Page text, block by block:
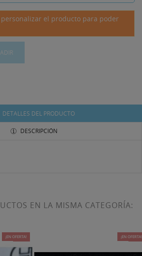
el producto para poder
DETALLES DEL PRODUCTO
DESCRIPCIÓN
EN LA MISMA CATEGORÍA:
-20%
¡EN OFERTA! -25%
¡EN OFERTA!